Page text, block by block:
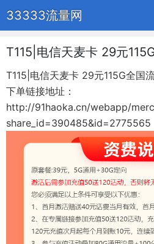
33333流量网
T115|电信天麦卡 29元
T115|电信天麦卡 29元115G全国
下单链接地址：
http://91haoka.cn/webapp/
share_id=390485&id=2775565